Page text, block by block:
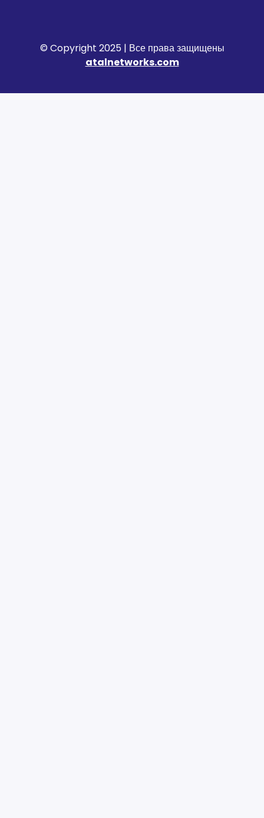
© Copyright 2025 | Все права защищены
atalnetworks.com